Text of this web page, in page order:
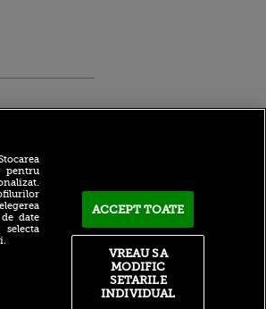
a
transfer la
cu Rapid!
pentru
date
ACCEPT TOATE
VREAU SA
MODIFIC
SETARILE
INDIVIDUAL